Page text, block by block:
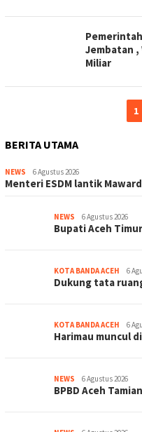
Jembatan ,
Miliar
1
BERITA UTAMA
NEWS 6 Agustus 2026
Menteri ESDM lantik
NEWS 6 Agustus 2026
Bupati Aceh
KOTA BANDA ACEH 6
Dukung tata
KOTA BANDA ACEH 6
Harimau muncul
NEWS 6 Agustus 2026
BPBD Aceh